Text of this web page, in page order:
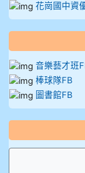
花崗國中資
音樂藝才班
棒球隊FB
圖書館FB